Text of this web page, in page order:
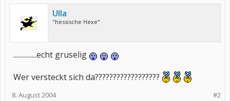
Ulla
"hessische Hexe"
...............echt gruselig
Wer versteckt sich da??????????????????
#2
8. August 2004